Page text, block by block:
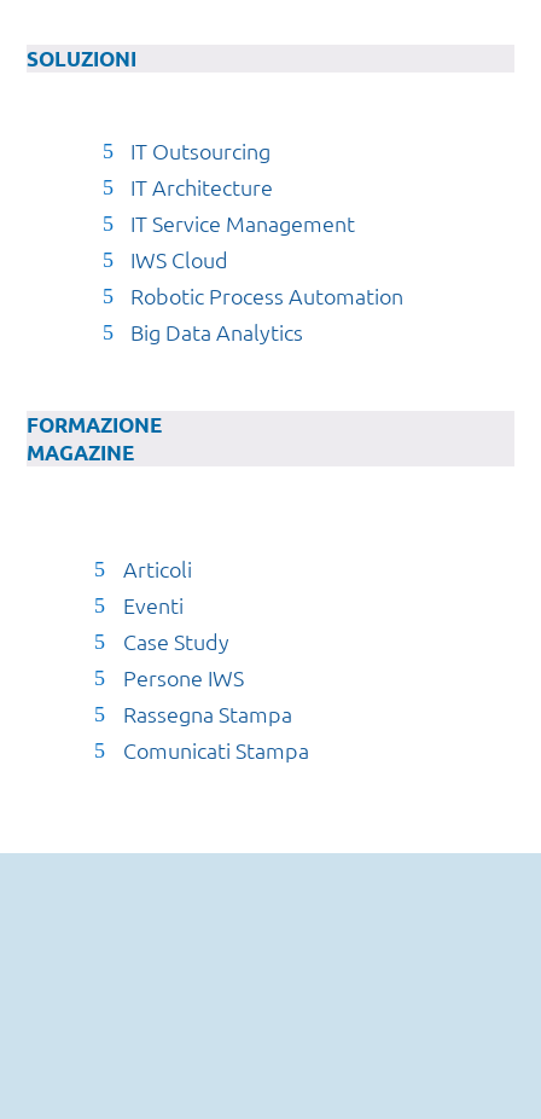
SOLUZIONI
IT Outsourcing
IT Architecture
IT Service Management
IWS Cloud
Robotic Process Automation
Big Data Analytics
FORMAZIONE
MAGAZINE
Articoli
Eventi
Case Study
Persone IWS
Rassegna Stampa
Comunicati Stampa